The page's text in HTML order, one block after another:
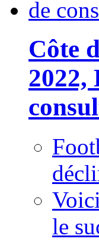
Côte
2022,
le